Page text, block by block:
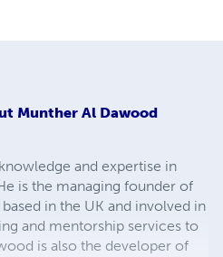
Munther Al Dawood
and expertise in
is the managing founder of
in the UK and involved in
and mentorship services to
is also the developer of